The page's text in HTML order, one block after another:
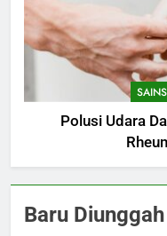
Polusi Udara
Baru Diunggah